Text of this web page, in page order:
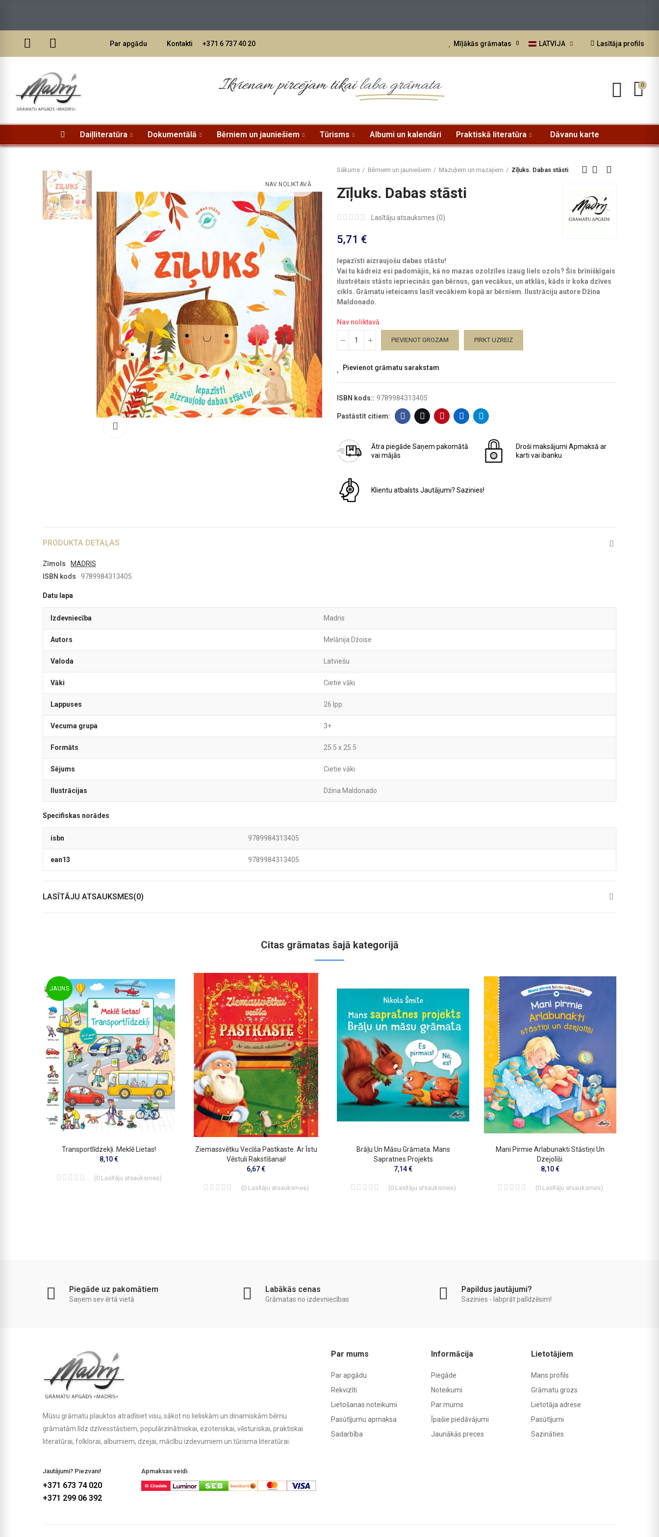
Par apgādu Kontakti +371 6 737 40 20 Mīļākās grāmatas 0 LATVIJA Lasītāja profils
Ikvienam pircējam tikailaba grāmata 0
Daiļliteratūra Dokumentālā Bērniem un jauniešiem Tūrisms Albumi un kalendāri Praktiskā literatūra Dāvanu karte
NAV NOLIKTAVĀ
Sākums Bērniem un jauniešiem Mazuļiem un mazajiem Zīļuks. Dabas stāsti
Zīļuks. Dabas stāsti
Lasītāju atsauksmes (0)
5,71 €
Iepazīsti aizraujošu dabas stāstu!
Vai tu kādreiz esi padomājis, kā no mazas ozolzīles izaug liels ozols? Šis brīnišķīgais
ilustrētais stāsts iepriecinās gan bērnus, gan vecākus, un atklās, kāds ir koka dzīves
cikls. Grāmatu ieteicams lasīt vecākiem kopā ar bērniem. Ilustrāciju autore Džina
Maldonado.
Nav noliktavā
PIEVIENOT GROZAM PIRKT UZREIZ
Pievienot grāmatu sarakstam
ISBN kods:: 9789984313405
Ātra piegāde Saņem pakomātā
vai mājās
Droši maksājumi Apmaksā ar
karti vai ibanku
Klientu atbalsts Jautājumi? Sazinies!
PRODUKTA DETAĻAS
Zīmols
MADRIS
ISBN kods
9789984313405
Datu lapa
Izdevniecība Madris
Autors Melānija Džoise
Valoda Latviešu
Vāki Cietie vāki
Lappuses 26 lpp.
Vecuma grupa 3+
Formāts 25.5 x 25.5
Sējums Cietie vāki
Ilustrācijas Džina Maldonado
Specifiskas norādes
isbn 9789984313405
ean13 9789984313405
LASĪTĀJU ATSAUKSMES(0)
Citas grāmatas šajā kategorijā
JAUNS
Transportlīdzekļi. Meklē Lietas!
8,10 €
(0Lasītāju atsauksmes)
Ziemassvētku Vecīša Pastkaste. Ar Īstu
Vēstuli Rakstīšanai!
6,67 €
(0Lasītāju atsauksmes)
Brāļu Un Māsu Grāmata. Mans
Sapratnes Projekts
7,14 €
(0Lasītāju atsauksmes)
Mani Pirmie Arlabunakti Stāstiņi Un
Dzejolīši.
8,10 €
(0Lasītāju atsauksmes)
Piegāde uz pakomātiem
Saņem sev ērtā vietā
Labākās cenas
Grāmatas no izdevniecības
Papildus jautājumi?
Sazinies - labprāt palīdzēsim!
Mūsu grāmatu plauktos atradīsiet visu, sākot no lieliskām un dinamiskām bērnu
grāmatām līdz dzīvesstāstiem, populārzinātniskai, ezoteriskai, vēsturiskai, praktiskai
literatūrai, folklorai, albumiem, dzejai, mācību izdevumiem un tūrisma literatūrai.
Jautājumi? Piezvani!
+371 673 74 020
+371 299 06 392
Apmaksas veidi
Par mums
Par apgādu
Rekvizīti
Lietošanas noteikumi
Pasūtījumu apmaksa
Sadarbība
Informācija
Piegāde
Noteikumi
Par mums
Īpašie piedāvājumi
Jaunākās preces
Lietotājiem
Mans profils
Grāmatu grozs
Lietotāja adrese
Pasūtījumi
Sazināties